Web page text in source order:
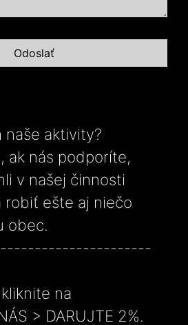
naše aktivity?
ak nás podporíte,
v našej činnosti
robiť ešte aj niečo
obec.
na
> DARUJTE 2%.